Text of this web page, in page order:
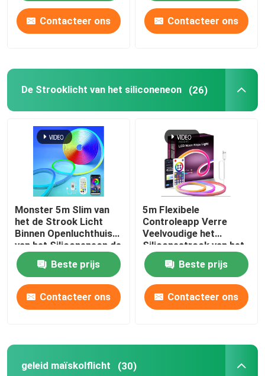
Thuis
Producten
Over ons
Fabrieksreis
Kwaliteitscontrole
Contacteer ons
nieuws
Van de LEIDENE het Licht Neonstrook
Contacteer ons Contacteer ons
De Strooklicht van het siliconeneon (26)
Monster 5m Slim van
het de Strook Licht
Binnen Openluchthuis
van het Siliconeneon de
Bardecor 12V
Beste prijs
Contacteer ons
5m Flexibele
Controleapp Verre
Veelvoudige het
Siliconestrook van het
Wijzen RGB Neon
Beste prijs
Contacteer ons
geleid maïskolflicht (30)